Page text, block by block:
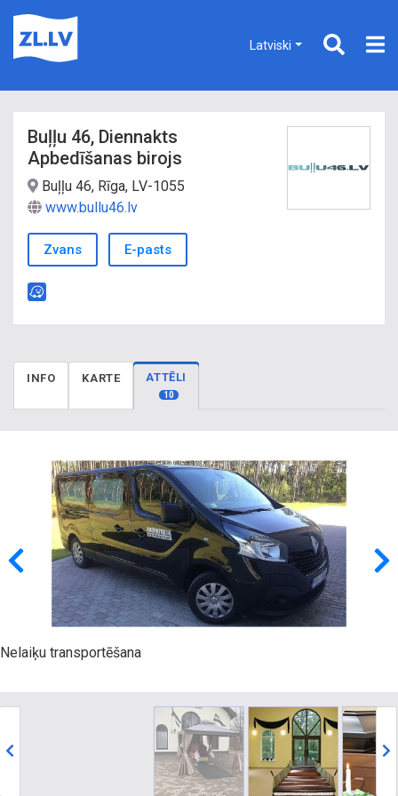
Latviski
Buļļu 46, Diennakts
Apbedīšanas birojs
Buļļu 46, Rīga, LV-1055
www.bullu46.lv
Zvans E-pasts
INFO KARTE ATTĒLI
10
Nelaiķu transportēšana